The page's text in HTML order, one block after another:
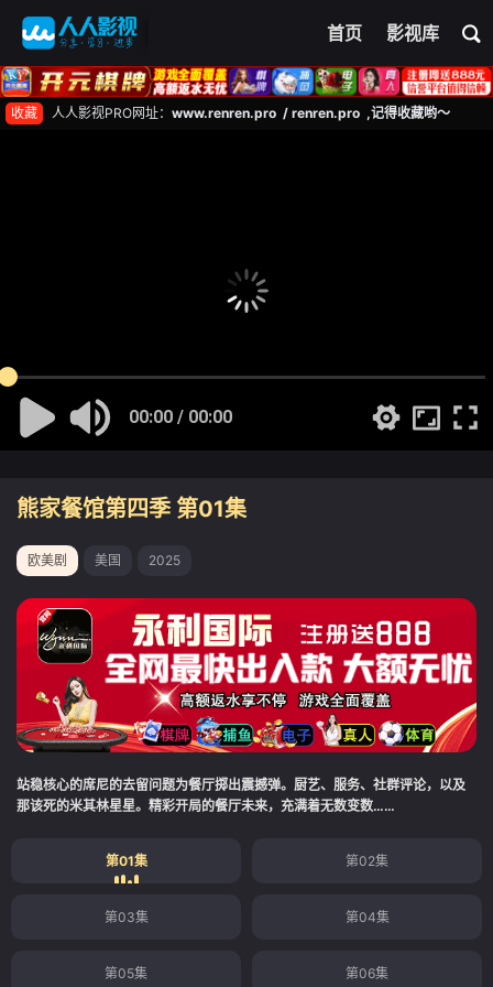
首页 影视库
收藏 人人影视PRO网址： www.renren.pro / renren.pro ,记得收藏哟～
00:00 / 00:00
熊家餐馆第四季 第01集
欧美剧 美国 2025
站稳核心的席尼的去留问题为餐厅掷出震撼弹。厨艺、服务、社群评论，以及
那该死的米其林星星。精彩开局的餐厅未来，充满着无数变数……
第01集 第02集
第03集 第04集
第05集 第06集